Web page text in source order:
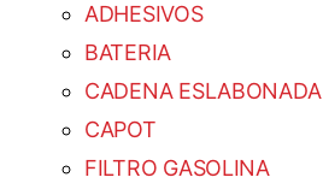
ADHESIVOS
BATERIA
CADENA ESLABONADA
CAPOT
FILTRO GASOLINA